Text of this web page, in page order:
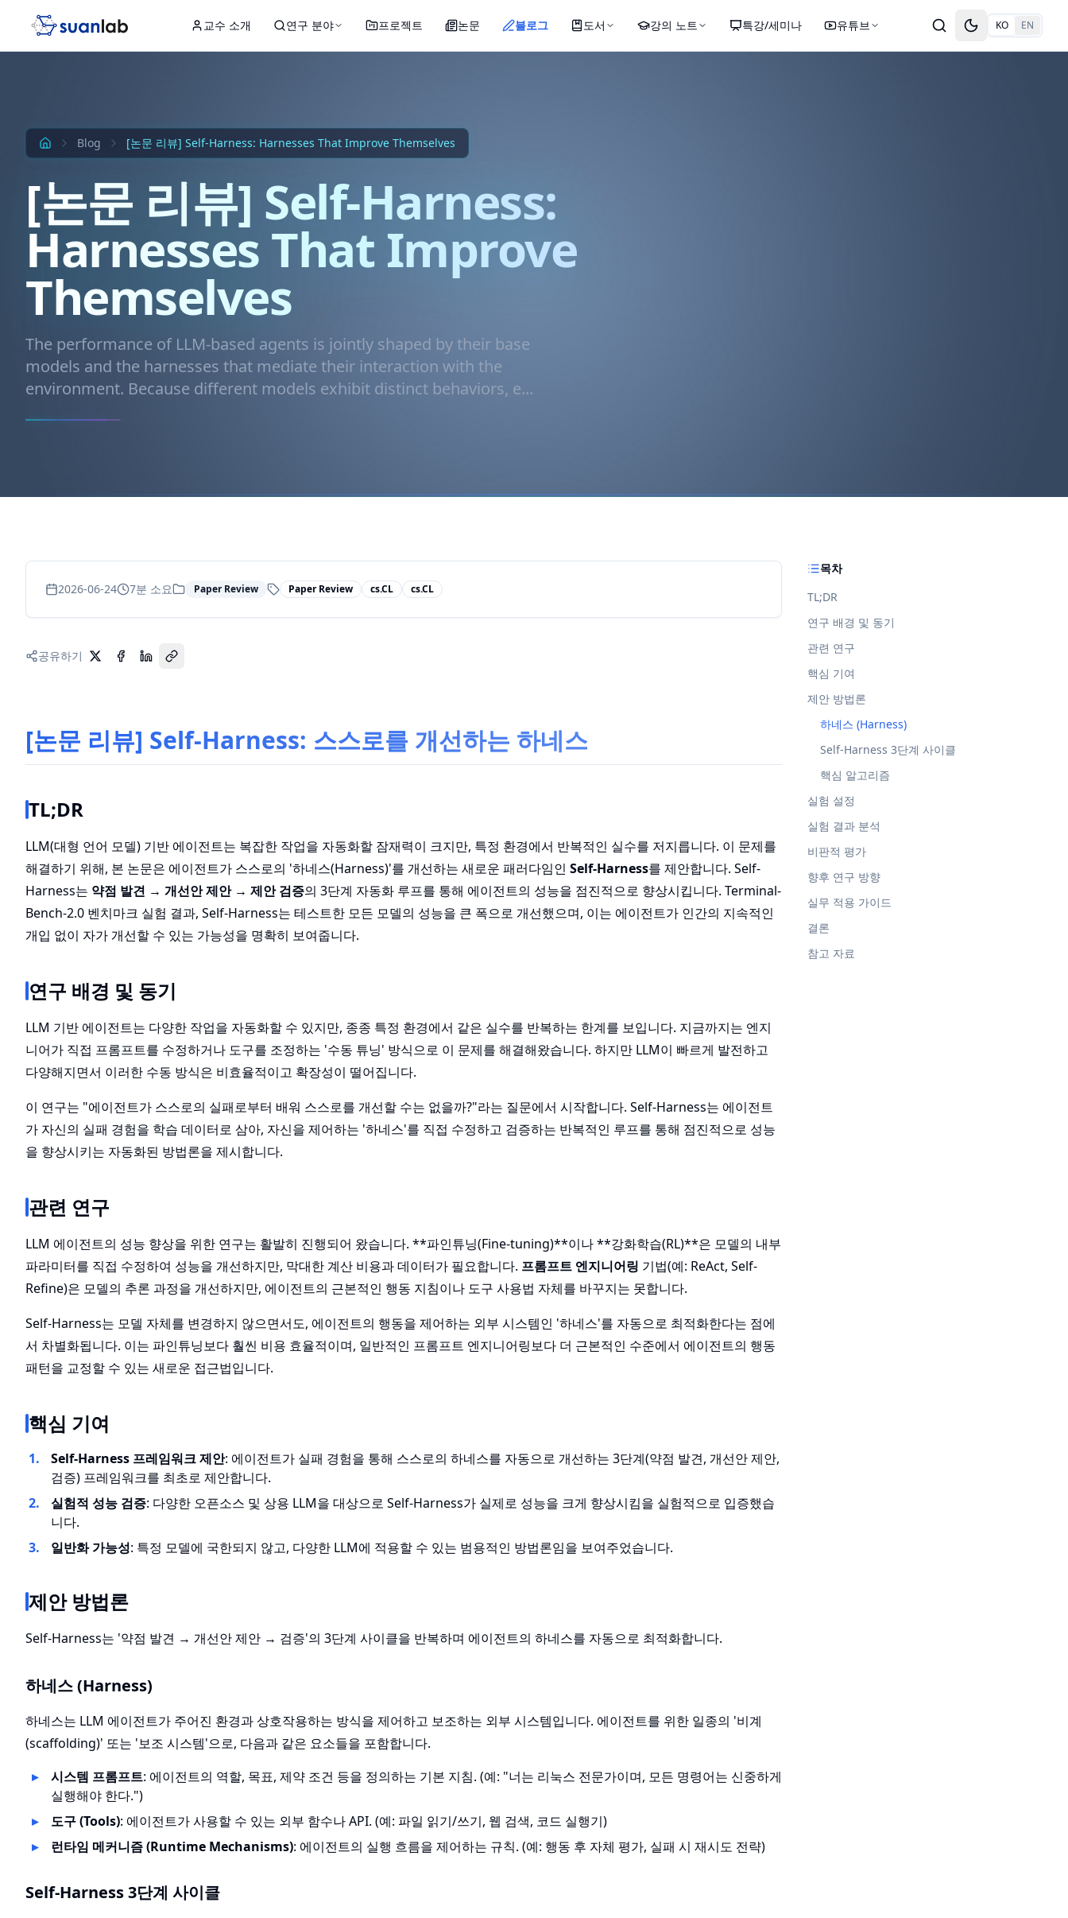
교수 소개 연구 분야 프로젝트 논문 블로그 도서 강의 노트 특강/세미나 유튜브 Toggle theme
KO EN
Blog [논문 리뷰] Self-Harness: Harnesses That Improve Themselves
[논문 리뷰] Self-Harness:
Harnesses That Improve
Themselves
The performance of LLM-based agents is jointly shaped by their base
models and the harnesses that mediate their interaction with the
environment. Because different models exhibit distinct behaviors, e...
2026-06-24 7분 소요 Paper Review Paper Review cs.CL cs.CL
공유하기
[논문 리뷰] Self-Harness: 스스로를 개선하는 하네스
TL;DR
LLM(대형 언어 모델) 기반 에이전트는 복잡한 작업을 자동화할 잠재력이 크지만, 특정 환경에서 반복적인 실수를 저지릅니다. 이 문제를
해결하기 위해, 본 논문은 에이전트가 스스로의 '하네스(Harness)'를 개선하는 새로운 패러다임인 Self-Harness를 제안합니다. Self-
Harness는 약점 발견 → 개선안 제안 → 제안 검증의 3단계 자동화 루프를 통해 에이전트의 성능을 점진적으로 향상시킵니다. Terminal-
Bench-2.0 벤치마크 실험 결과, Self-Harness는 테스트한 모든 모델의 성능을 큰 폭으로 개선했으며, 이는 에이전트가 인간의 지속적인
개입 없이 자가 개선할 수 있는 가능성을 명확히 보여줍니다.
연구 배경 및 동기
LLM 기반 에이전트는 다양한 작업을 자동화할 수 있지만, 종종 특정 환경에서 같은 실수를 반복하는 한계를 보입니다. 지금까지는 엔지
니어가 직접 프롬프트를 수정하거나 도구를 조정하는 '수동 튜닝' 방식으로 이 문제를 해결해왔습니다. 하지만 LLM이 빠르게 발전하고
다양해지면서 이러한 수동 방식은 비효율적이고 확장성이 떨어집니다.
이 연구는 "에이전트가 스스로의 실패로부터 배워 스스로를 개선할 수는 없을까?"라는 질문에서 시작합니다. Self-Harness는 에이전트
가 자신의 실패 경험을 학습 데이터로 삼아, 자신을 제어하는 '하네스'를 직접 수정하고 검증하는 반복적인 루프를 통해 점진적으로 성능
을 향상시키는 자동화된 방법론을 제시합니다.
관련 연구
LLM 에이전트의 성능 향상을 위한 연구는 활발히 진행되어 왔습니다. **파인튜닝(Fine-tuning)**이나 **강화학습(RL)**은 모델의 내부
파라미터를 직접 수정하여 성능을 개선하지만, 막대한 계산 비용과 데이터가 필요합니다. 프롬프트 엔지니어링 기법(예: ReAct, Self-
Refine)은 모델의 추론 과정을 개선하지만, 에이전트의 근본적인 행동 지침이나 도구 사용법 자체를 바꾸지는 못합니다.
Self-Harness는 모델 자체를 변경하지 않으면서도, 에이전트의 행동을 제어하는 외부 시스템인 '하네스'를 자동으로 최적화한다는 점에
서 차별화됩니다. 이는 파인튜닝보다 훨씬 비용 효율적이며, 일반적인 프롬프트 엔지니어링보다 더 근본적인 수준에서 에이전트의 행동
패턴을 교정할 수 있는 새로운 접근법입니다.
핵심 기여
Self-Harness 프레임워크 제안: 에이전트가 실패 경험을 통해 스스로의 하네스를 자동으로 개선하는 3단계(약점 발견, 개선안 제안,
검증) 프레임워크를 최초로 제안합니다.
실험적 성능 검증: 다양한 오픈소스 및 상용 LLM을 대상으로 Self-Harness가 실제로 성능을 크게 향상시킴을 실험적으로 입증했습
니다.
일반화 가능성: 특정 모델에 국한되지 않고, 다양한 LLM에 적용할 수 있는 범용적인 방법론임을 보여주었습니다.
제안 방법론
Self-Harness는 '약점 발견 → 개선안 제안 → 검증'의 3단계 사이클을 반복하며 에이전트의 하네스를 자동으로 최적화합니다.
하네스 (Harness)
하네스는 LLM 에이전트가 주어진 환경과 상호작용하는 방식을 제어하고 보조하는 외부 시스템입니다. 에이전트를 위한 일종의 '비계
(scaffolding)' 또는 '보조 시스템'으로, 다음과 같은 요소들을 포함합니다.
시스템 프롬프트: 에이전트의 역할, 목표, 제약 조건 등을 정의하는 기본 지침. (예: "너는 리눅스 전문가이며, 모든 명령어는 신중하게
실행해야 한다.")
도구 (Tools): 에이전트가 사용할 수 있는 외부 함수나 API. (예: 파일 읽기/쓰기, 웹 검색, 코드 실행기)
런타임 메커니즘 (Runtime Mechanisms): 에이전트의 실행 흐름을 제어하는 규칙. (예: 행동 후 자체 평가, 실패 시 재시도 전략)
Self-Harness 3단계 사이클
목차
TL;DR
연구 배경 및 동기
관련 연구
핵심 기여
제안 방법론
하네스 (Harness)
Self-Harness 3단계 사이클
핵심 알고리즘
실험 설정
실험 결과 분석
비판적 평가
향후 연구 방향
실무 적용 가이드
결론
참고 자료